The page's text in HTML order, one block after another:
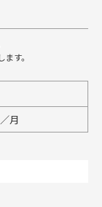
す。
月